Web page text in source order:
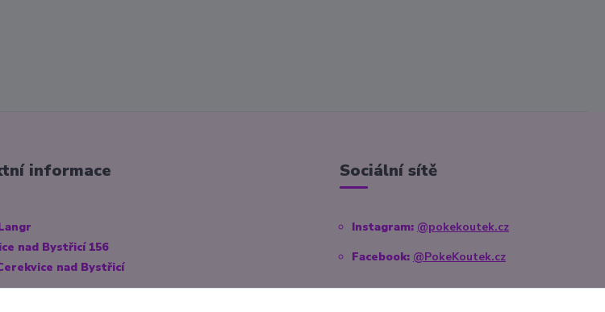
informace
nad Bystřicí 156
nad Bystřicí
Sociální sítě
Instagram: @pokekoutek.cz
Facebook: @PokeKoutek.cz